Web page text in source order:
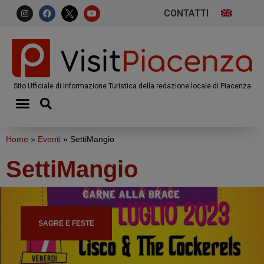
CONTATTI
Sito Ufficiale di Informazione Turistica della redazione locale di Piacenza
Home » Eventi » SettiMangio
SettiMangio
SAGRE E FESTE